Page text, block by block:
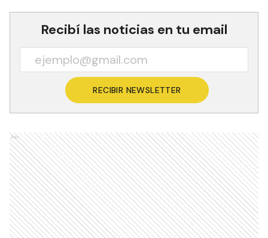
Recibí las noticias en tu email
RECIBIR NEWSLETTER
Ads